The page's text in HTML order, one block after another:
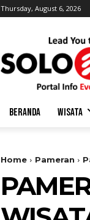
Thursday, August 6, 2026
BERANDA WISATA
Home Pameran